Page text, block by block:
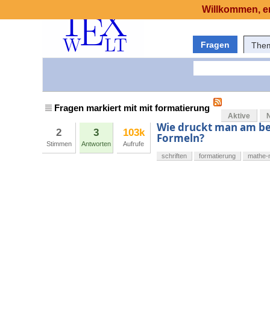
Fragen
Fragen markiert mit mit formatierung
Aktive
2
Stimmen
3
Antworten
103k
Aufrufe
Wie druckt man am
Formeln?
schriften formatierung mathe-
Willkommen,